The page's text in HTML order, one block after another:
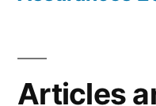
Articles